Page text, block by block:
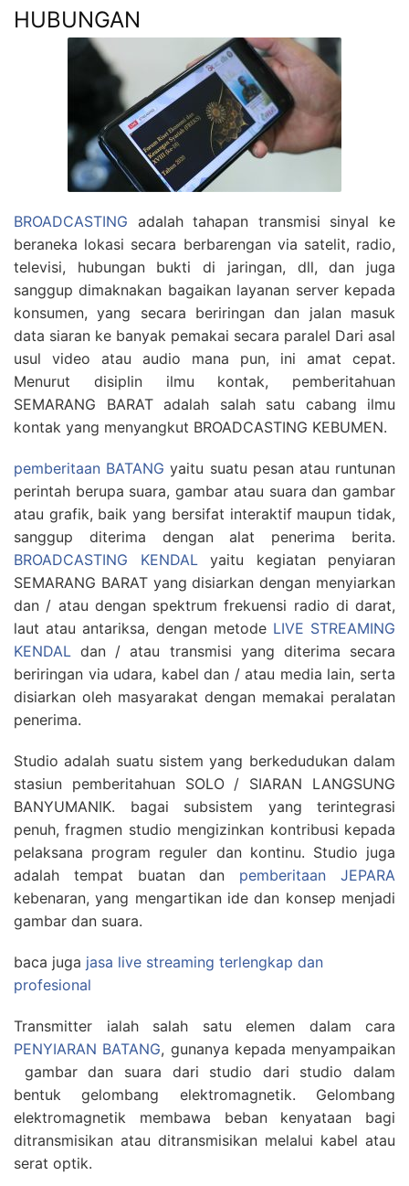
HUBUNGAN
BROADCASTING adalah tahapan transmisi sinyal ke
beraneka lokasi secara berbarengan via satelit, radio,
televisi, hubungan bukti di jaringan, dll, dan juga
sanggup dimaknakan bagaikan layanan server kepada
konsumen, yang secara beriringan dan jalan masuk
data siaran ke banyak pemakai secara paralel Dari asal
usul video atau audio mana pun, ini amat cepat.
Menurut disiplin ilmu kontak, pemberitahuan
SEMARANG BARAT adalah salah satu cabang ilmu
kontak yang menyangkut BROADCASTING KEBUMEN.
pemberitaan BATANG yaitu suatu pesan atau runtunan
perintah berupa suara, gambar atau suara dan gambar
atau grafik, baik yang bersifat interaktif maupun tidak,
sanggup diterima dengan alat penerima berita.
BROADCASTING KENDALyaitu kegiatan penyiaran
SEMARANG BARAT yang disiarkan dengan menyiarkan
dan / atau dengan spektrum frekuensi radio di darat,
laut atau antariksa, dengan metode LIVE STREAMING
KENDAL dan / atau transmisi yang diterima secara
beriringan via udara, kabel dan / atau media lain, serta
disiarkan oleh masyarakat dengan memakai peralatan
penerima.
Studio adalah suatu sistem yang berkedudukan dalam
stasiun pemberitahuan SOLO / SIARAN LANGSUNG
BANYUMANIK. bagai subsistem yang terintegrasi
penuh, fragmen studio mengizinkan kontribusi kepada
pelaksana program reguler dan kontinu. Studio juga
adalah tempat buatan dan pemberitaan JEPARA
kebenaran, yang mengartikan ide dan konsep menjadi
gambar dan suara.
baca juga jasa live streaming terlengkap dan
profesional
Transmitter ialah salah satu elemen dalam cara
PENYIARAN BATANG, gunanya kepada menyampaikan
gambar dan suara dari studio dari studio dalam
bentuk gelombang elektromagnetik. Gelombang
elektromagnetik membawa beban kenyataan bagi
ditransmisikan atau ditransmisikan melalui kabel atau
serat optik.